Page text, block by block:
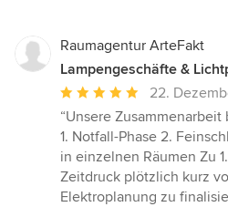
Raumagentur ArteFakt
Lampengeschäfte &
Durchschnittliche
Bewertung:
5
von
5
Sternen
22.
“Unsere
1. Notfall-Phase 2.
in einzelnen Räumen Zu
Zeitdruck plötzlich kurz
Elektroplanung zu